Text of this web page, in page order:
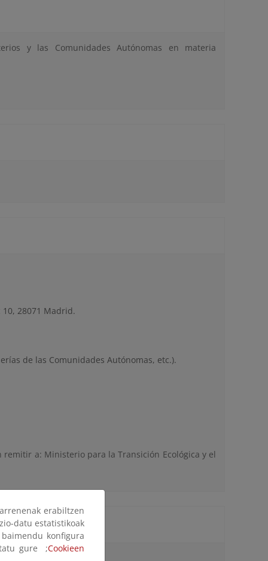
y las Comunidades Autónomas en materia
28071 Madrid.
de las Comunidades Autónomas, etc.).
a: Ministerio para la Transición Ecológica y el
erabiltzen
datu estatistikoak
konfigura
gure ;Cookieen